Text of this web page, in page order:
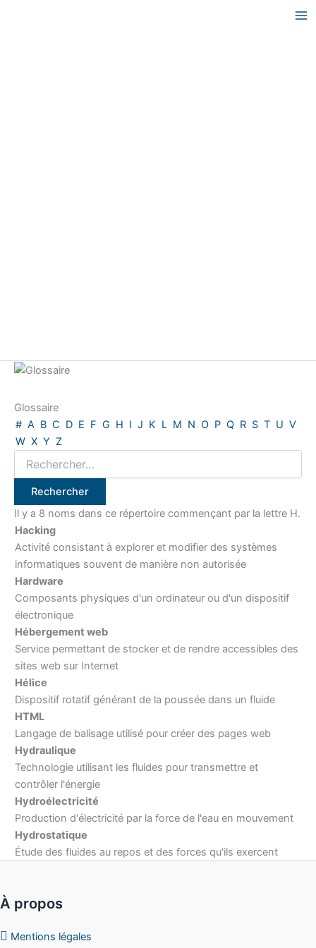
Glossaire
# A B C D E F G H I J K L M N O P Q R S T U V
W X Y Z
Il y a 8 noms dans ce répertoire commençant par la lettre H.
Hacking
Activité consistant à explorer et modifier des systèmes
informatiques souvent de manière non autorisée
Hardware
Composants physiques d'un ordinateur ou d'un dispositif
électronique
Hébergement web
Service permettant de stocker et de rendre accessibles des
sites web sur Internet
Hélice
Dispositif rotatif générant de la poussée dans un fluide
HTML
Langage de balisage utilisé pour créer des pages web
Hydraulique
Technologie utilisant les fluides pour transmettre et
contrôler l'énergie
Hydroélectricité
Production d'électricité par la force de l'eau en mouvement
Hydrostatique
Étude des fluides au repos et des forces qu'ils exercent
À propos
Mentions légales